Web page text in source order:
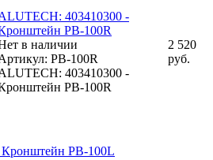
403410300 -
PB-100R
в наличии
PB-100R
403410300 -
PB-100R
2 520
руб.
PB-100L